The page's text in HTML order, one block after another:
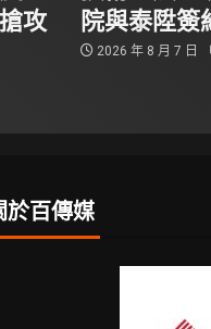
攻
院與泰陞簽
2026 年 8 月 7 日
於百傳媒